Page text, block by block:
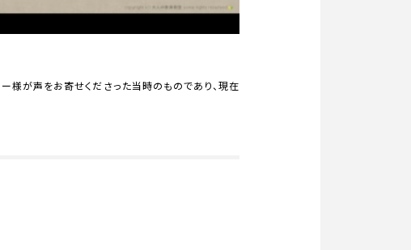
様が声をお寄せくださった当時のものであり、現在